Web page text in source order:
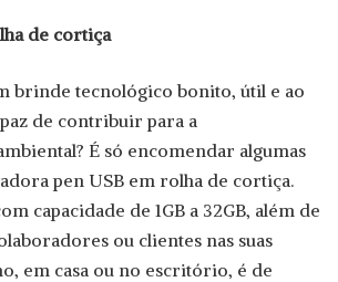
de cortiça
brinde tecnológico bonito, útil e ao
de contribuir para a
É só encomendar algumas
pen USB em rolha de cortiça.
capacidade de 1GB a 32GB, além de
ou clientes nas suas
em casa ou no escritório, é de